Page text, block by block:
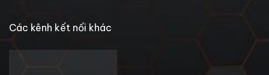
Các kênh kết nối khác